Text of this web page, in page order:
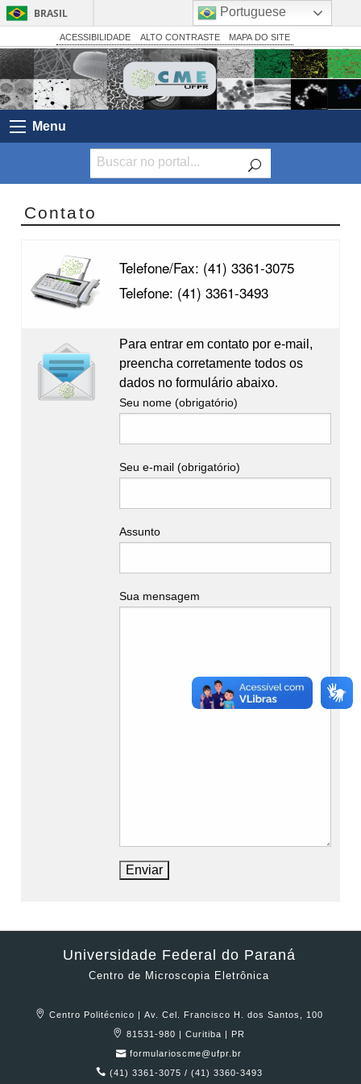
BRASIL
Simplifique!
Comunica BR
Participe
Legislação
Canais
ACESSIBILIDADE ALTO CONTRASTE MAPA DO SITE
Menu
Contato
Telefone/Fax: (41) 3361-3075
Telefone: (41) 3361-3493
Para entrar em contato por e-mail,
preencha corretamente todos os
dados no formulário abaixo.
Seu nome (obrigatório)
Seu e-mail (obrigatório)
Assunto
Sua mensagem
Universidade Federal do Paraná
Centro de Microscopia Eletrônica
Centro Politécnico | Av. Cel. Francisco H. dos Santos, 100
81531-980 | Curitiba | PR
formularioscme@ufpr.br
(41) 3361-3075 / (41) 3360-3493
Portuguese